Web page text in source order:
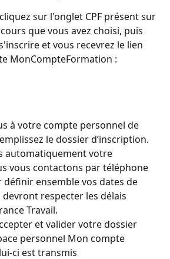
sur l'onglet CPF présent sur
que vous avez choisi, puis
et vous recevrez le lien
MonCompteFormation :
à votre compte personnel de
le dossier d’inscription.
automatiquement votre
vous contactons par téléphone
définir ensemble vos dates de
respecter les délais
Travail.
et valider votre dossier
personnel Mon compte
ci est transmis